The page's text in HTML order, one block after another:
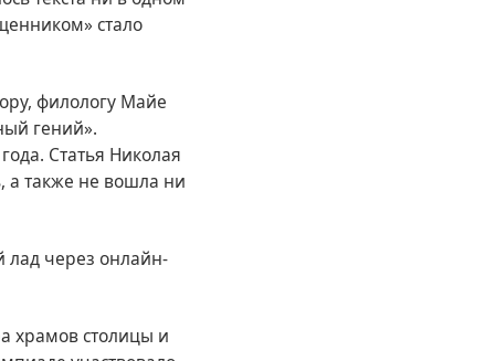
стало
филологу Майе
гений».
Статья Николая
а также не вошла ни
лад через онлайн-
храмов столицы и